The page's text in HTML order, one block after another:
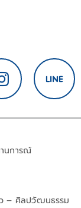
นการณ์
– ศิลปวัฒนธรรม